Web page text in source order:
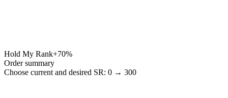
Hold My Rank+70%
Order summary
Choose current and desired SR: 0 → 300